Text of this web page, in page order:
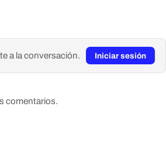
a la conversación. Iniciar sesión
comentarios.